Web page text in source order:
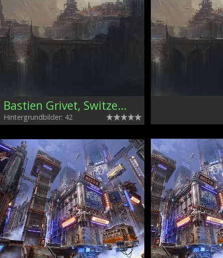
Bastien Grivet, Switzerland
Hintergrundbilder: 42